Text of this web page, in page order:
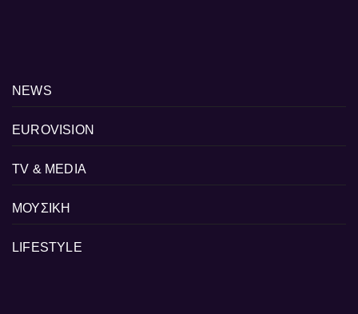
NEWS
EUROVISION
TV & MEDIA
ΜΟΥΣΙΚΗ
LIFESTYLE